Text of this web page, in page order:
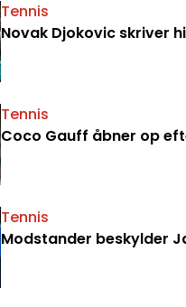
Tennis
Novak Djokovic skriver
Tennis
Coco Gauff åbner op
Tennis
Modstander beskylder